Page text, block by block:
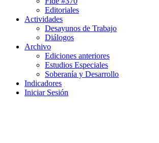
Editoriales
Actividades
Desayunos de Trabajo
Diálogos
Archivo
Ediciones anteriores
Estudios Especiales
Soberanía y Desarrollo
Indicadores
Iniciar Sesión